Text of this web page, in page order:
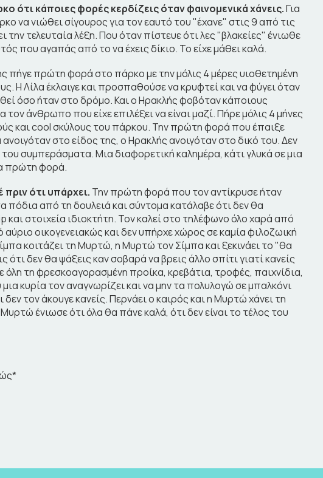
ότι κάποιες φορές κερδίζεις όταν φαινομενικά χάνεις.Για
να νιώθει σίγουρος για τον εαυτό του "έχανε" στις 9 από τις
τελευταία λέξη. Που όταν πίστευε ότι λες "βλακείες" ένιωθε
που αγαπάς από το να έχεις δίκιο. Το είχε μάθει καλά.
πήγε πρώτη φορά στο πάρκο με την μόλις 4 μέρες υιοθετημένη
Η Λίλα έκλαιγε και προσπαθούσε να κρυφτεί και να φύγει όταν
όσο ήταν στο δρόμο. Και ο Ηρακλής φοβόταν κάποιους
άνθρωπο που είχε επιλέξει να είναι μαζί. Πήρε μόλις 4 μήνες
και cool σκύλους του πάρκου. Την πρώτη φορά που έπαιξε
στο είδος της, ο Ηρακλής ανοιγόταν στο δικό του. Δεν
συμπεράσματα. Μια διαφορετική καλημέρα, κάτι γλυκά σε μια
πρώτη φορά.
ότι υπάρχει. Την πρώτη φορά που τον αντίκρυσε ήταν
από τη δουλειά και σύντομα κατάλαβε ότι δεν θα
και στοιχεία ιδιοκτήτη. Τον καλεί στο τηλέφωνο όλο χαρά από
οικογενειακώς και δεν υπήρχε χώρος σε καμία φιλοζωική
κοιτάζει τη Μυρτώ, η Μυρτώ τον Σίμπα και ξεκινάει το "θα
δεν θα ψάξεις καν σοβαρά να βρεις άλλο σπίτι γιατί κανείς
όλη τη φρεσκοαγορασμένη προίκα, κρεβάτια, τροφές, παιχνίδια,
κυρία τον αναγνωρίζει και να μην τα πολυλογώ σε μπαλκόνι
τον άκουγε κανείς. Περνάει ο καιρός και η Μυρτώ χάνει τη
ένιωσε ότι όλα θα πάνε καλά, ότι δεν είναι το τέλος του